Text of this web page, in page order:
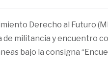
Derecho al Futuro
de militancia y encuentro
bajo la consigna